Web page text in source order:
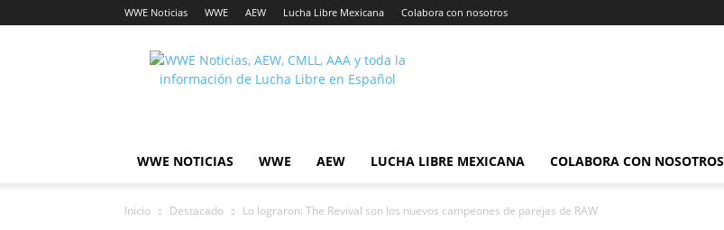
WWE Noticias WWE AEW Lucha Libre Mexicana Colabora con nosotros
Lucha
Noticias
WWE NOTICIAS WWE AEW LUCHA LIBRE MEXICANA COLABORA CON NOSOTROS
Inicio Destacado Lo lograron: The Revival son los nuevos campeones de parejas de RAW